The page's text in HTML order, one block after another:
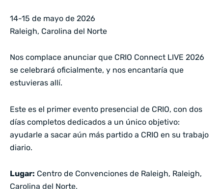
14-15 de mayo de 2026
Raleigh, Carolina del Norte
Nos complace anunciar que CRIO Connect LIVE 2026
se celebrará oficialmente, y nos encantaría que
estuvieras allí.
Este es el primer evento presencial de CRIO, con dos
días completos dedicados a un único objetivo:
ayudarle a sacar aún más partido a CRIO en su trabajo
diario.
Lugar: Centro de Convenciones de Raleigh, Raleigh,
Carolina del Norte.